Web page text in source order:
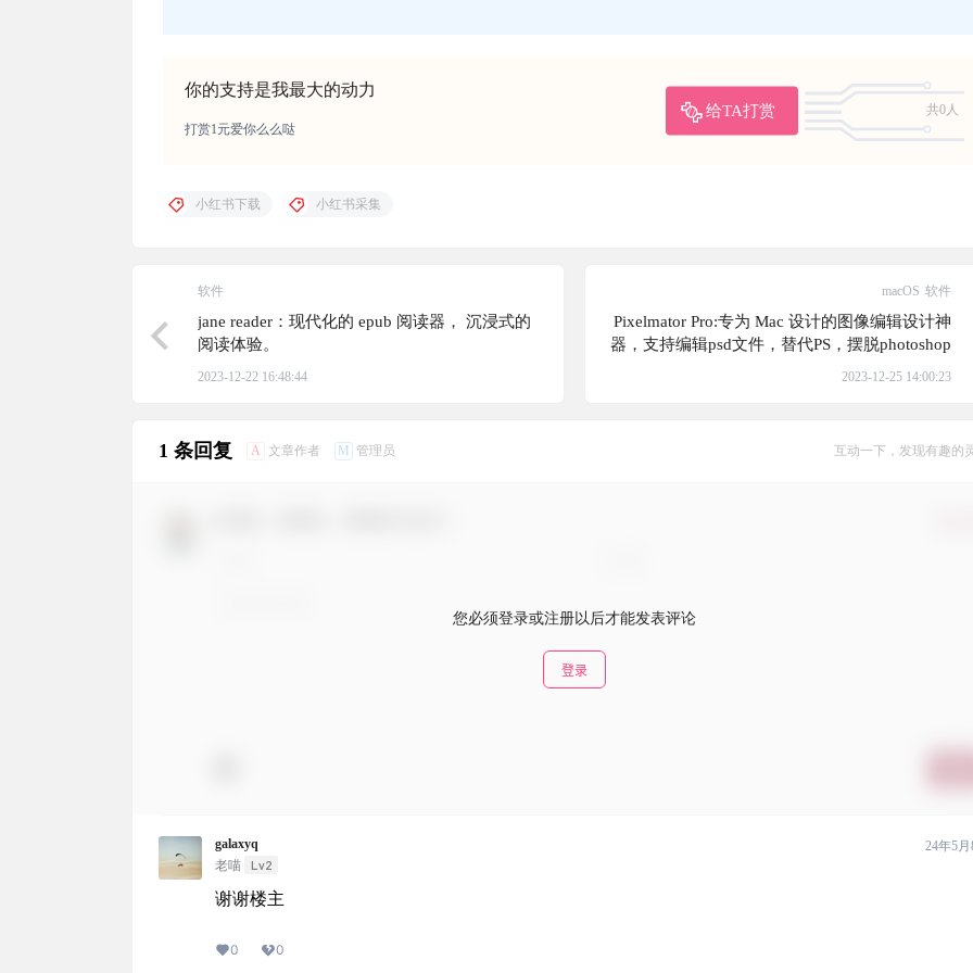
你的支持是我最大的动力
给TA打赏
共0人
打赏1元爱你么么哒
小红书下载 小红书采集
软件
jane reader：现代化的 epub 阅读器， 沉浸式的
阅读体验。
2023-12-22 16:48:44
macOS 软件
Pixelmator Pro:专为 Mac 设计的图像编辑设计神
器，支持编辑psd文件，替代PS，摆脱photoshop
2023-12-25 14:00:23
1 条回复 A 文章作者 M 管理员 互动一下，发现有趣的
您必须登录或注册以后才能发表评论
登录
galaxyq
老喵
Lv2
24年5
谢谢楼主
0 0